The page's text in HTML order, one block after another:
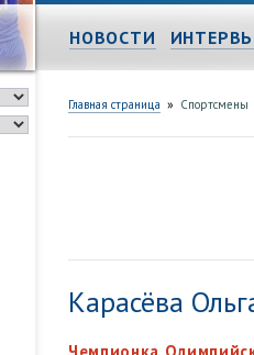
НОВОСТИ
Главная страница » Спортсмены
Карасёва